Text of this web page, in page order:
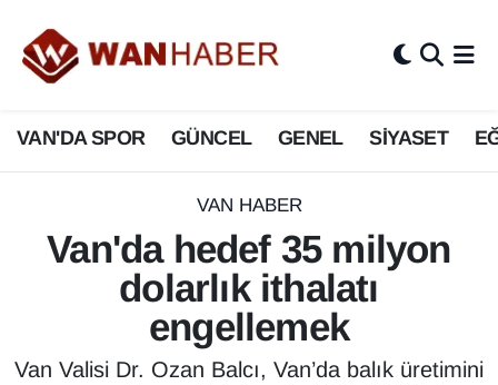
VAN'DA SPOR GÜNCEL GENEL SİYASET
VAN HABER
Van'da hedef 35 milyon
dolarlık ithalatı
engellemek
Van Valisi Dr. Ozan Balcı, Van’da balık üretimini
3.SAYFA
ASAYİŞ
BİLİM VE TEKNOLOJİ
Biyografi
ÇEVRE
Van Nöbetçi Eczaneler
Van Hava Durumu
Van Namaz Vakitleri
Van Trafik Yoğunluk Haritası
Süper Lig Puan Durumu ve Fikstür
Tüm Manşetler